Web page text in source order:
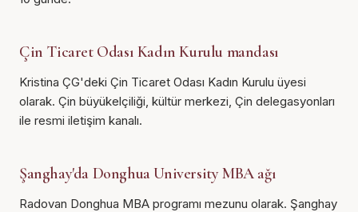
Çin Ticaret Odası Kadın Kurulu mandası
Kristina ÇG'deki Çin Ticaret Odası Kadın Kurulu üyesi
olarak. Çin büyükelçiliği, kültür merkezi, Çin delegasyonları
ile resmi iletişim kanalı.
Şanghay'da Donghua University MBA ağı
Radovan Donghua MBA programı mezunu olarak. Şanghay